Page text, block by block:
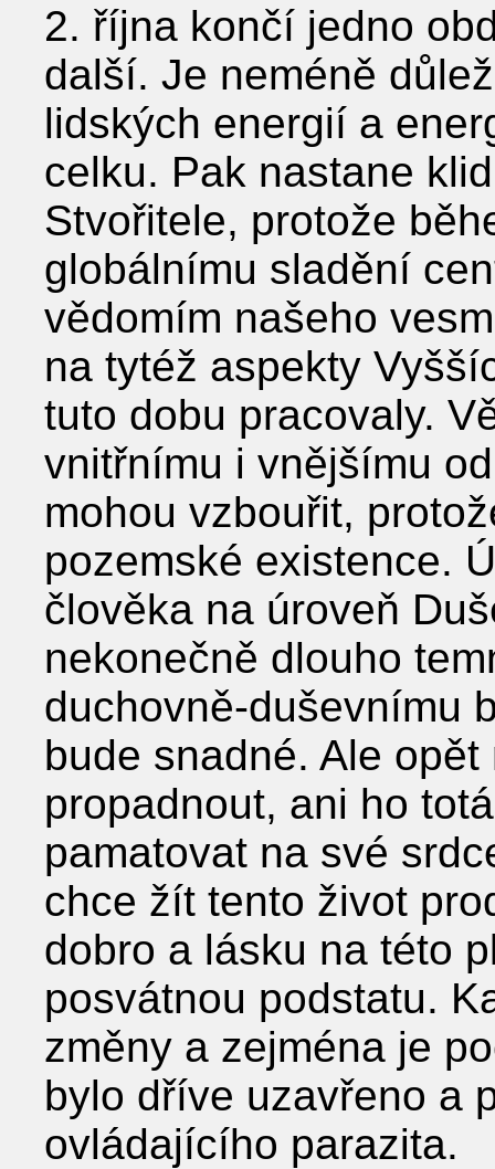
2. října končí jedno
další. Je neméně
lidských energií a
celku. Pak nastane
Stvořitele, protože
globálnímu sladění
vědomím našeho
na tytéž aspekty
tuto dobu pracovaly.
vnitřnímu i vnějšímu
mohou vzbouřit,
pozemské existence.
člověka na úroveň
nekonečně dlouho
duchovně-duševnímu
bude snadné. Ale
propadnout, ani ho
pamatovat na své
chce žít tento život
dobro a lásku na této
posvátnou podstatu.
změny a zejména je
bylo dříve uzavřeno a
ovládajícího parazita.